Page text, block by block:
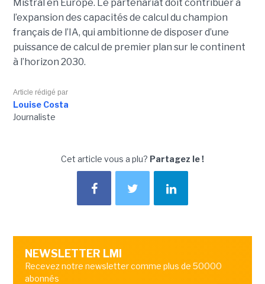
Mistral en Europe. Le partenariat doit contribuer à
l’expansion des capacités de calcul du champion
français de l’IA, qui ambitionne de disposer d’une
puissance de calcul de premier plan sur le continent
à l’horizon 2030.
Article rédigé par
Louise Costa
Journaliste
Cet article vous a plu? Partagez le !
NEWSLETTER LMI
Recevez notre newsletter comme plus de 50000
abonnés